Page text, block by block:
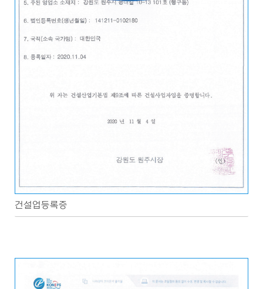
건설업등록증